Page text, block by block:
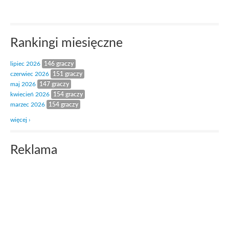
Rankingi miesięczne
lipiec 2026
146 graczy
czerwiec 2026
151 graczy
maj 2026
147 graczy
kwiecień 2026
154 graczy
marzec 2026
154 graczy
więcej ›
Reklama